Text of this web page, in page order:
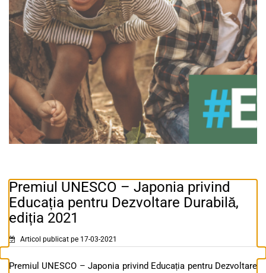
Premiul UNESCO – Japonia privind
Educația pentru Dezvoltare Durabilă,
ediția 2021
Articol publicat pe 17-03-2021
Premiul UNESCO – Japonia privind Educația pentru Dezvoltare